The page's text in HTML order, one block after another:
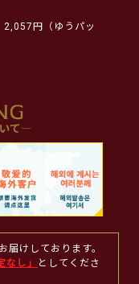
2,057円（ゆうパッ
届けしております。
なし」
としてくださ